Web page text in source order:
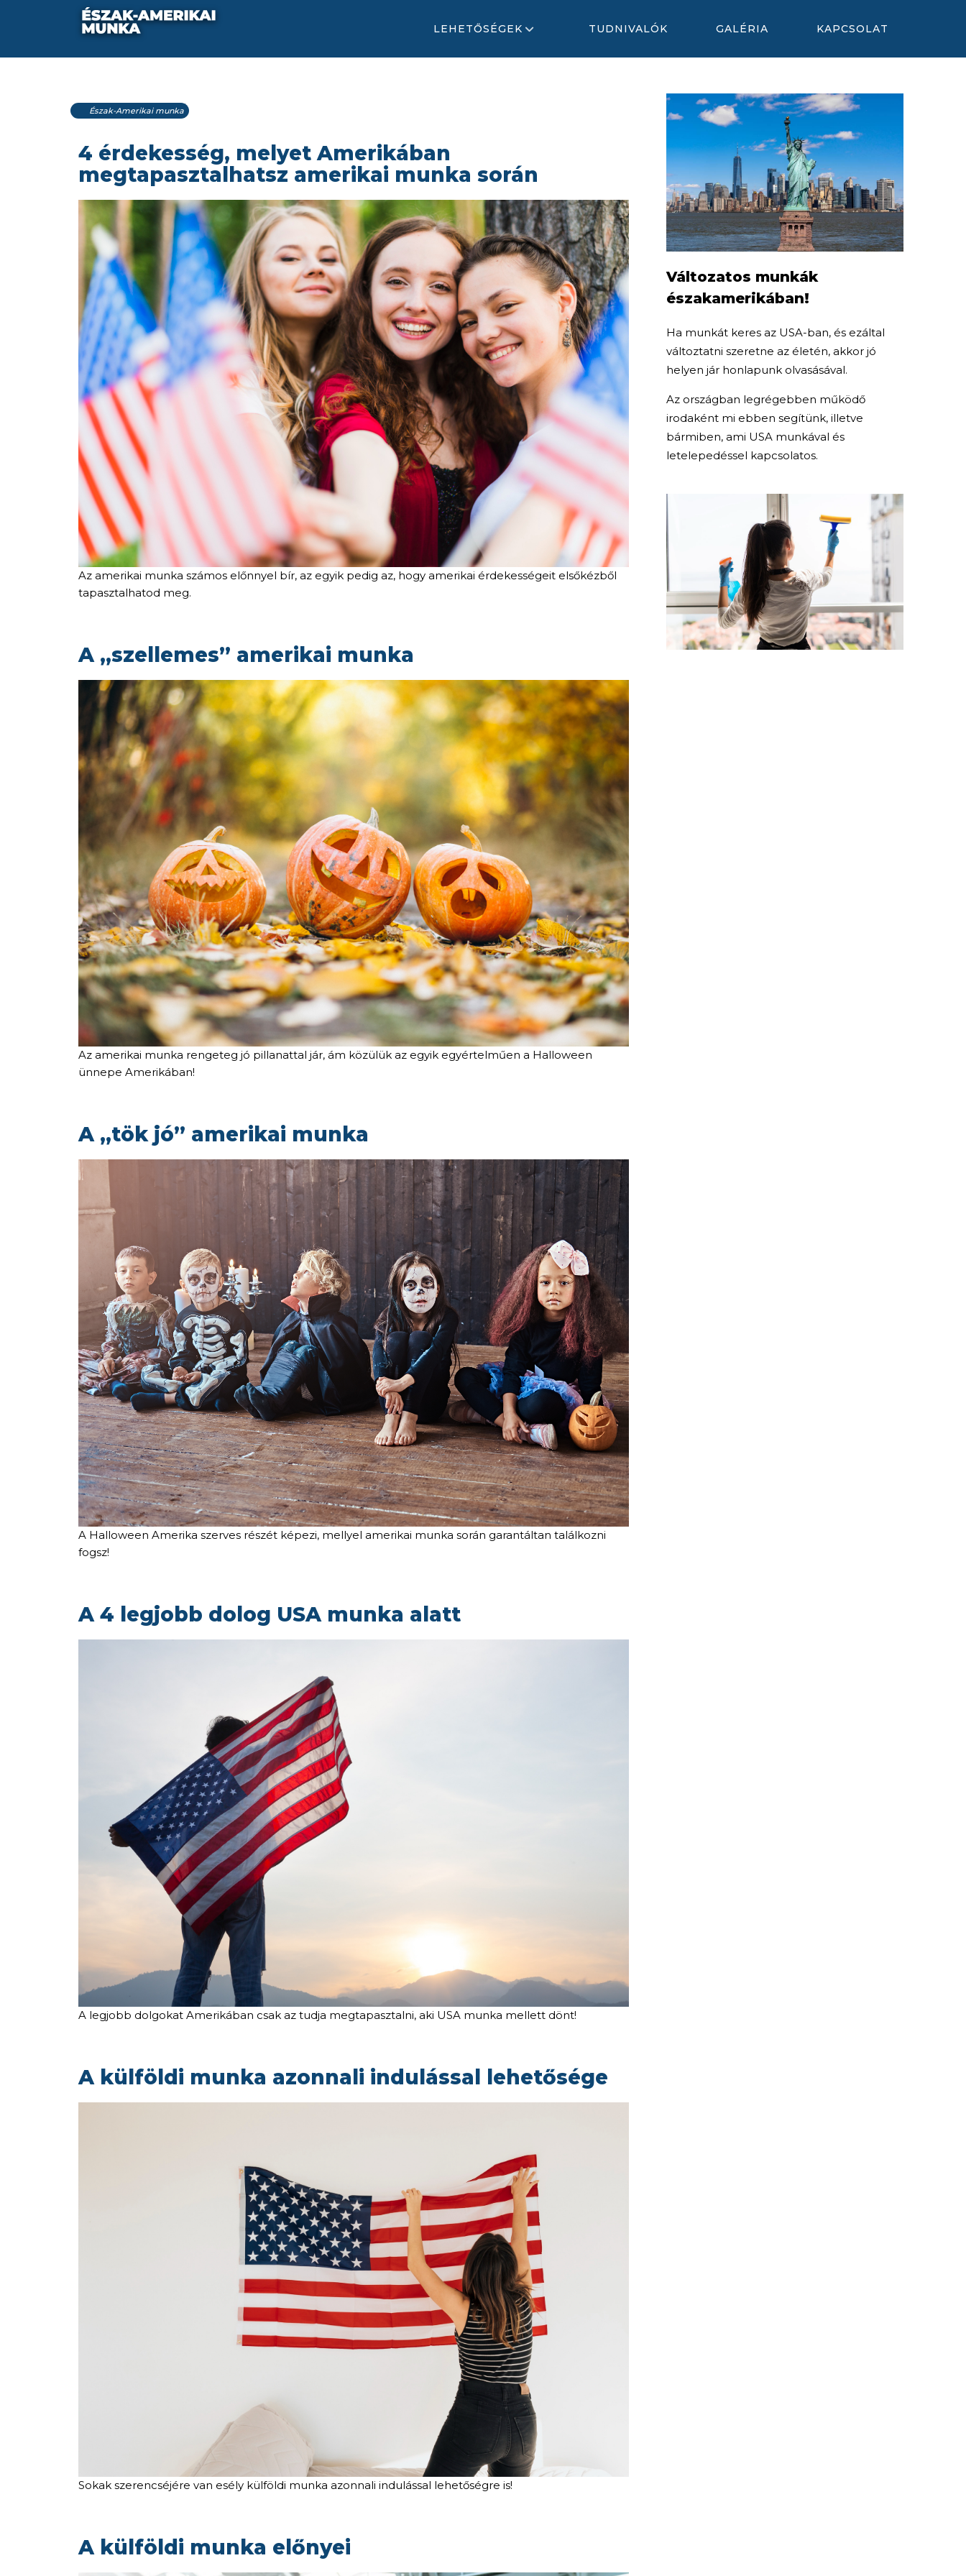
LEHETŐSÉGEK TUDNIVALÓK GALÉRIA KAPCSOLAT
Észak-Amerikai munka
4 érdekesség, melyet Amerikában
megtapasztalhatsz amerikai munka során
Az amerikai munka számos előnnyel bír, az egyik pedig az, hogy amerikai érdekességeit elsőkézből
tapasztalhatod meg.
A „szellemes” amerikai munka
Az amerikai munka rengeteg jó pillanattal jár, ám közülük az egyik egyértelműen a Halloween
ünnepe Amerikában!
A „tök jó” amerikai munka
A Halloween Amerika szerves részét képezi, mellyel amerikai munka során garantáltan találkozni
fogsz!
A 4 legjobb dolog USA munka alatt
A legjobb dolgokat Amerikában csak az tudja megtapasztalni, aki USA munka mellett dönt!
A külföldi munka azonnali indulással lehetősége
Sokak szerencséjére van esély külföldi munka azonnali indulással lehetőségre is!
A külföldi munka előnyei
Változatos munkák
északamerikában!
Ha munkát keres az USA-ban, és ezáltal
változtatni szeretne az életén, akkor jó
helyen jár honlapunk olvasásával.
Az országban legrégebben működő
irodaként mi ebben segítünk, illetve
bármiben, ami USA munkával és
letelepedéssel kapcsolatos.